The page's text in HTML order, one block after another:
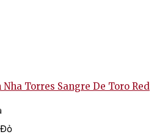
Nha Torres Sangre De Toro Red